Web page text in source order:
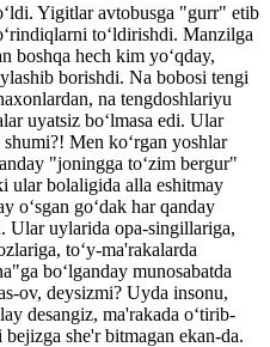
Yigitlar avtobusga "gurr" etib
to‘ldirishdi. Manzilga
boshqa hech kim yo‘qday,
borishdi. Na bobosi tengi
na tengdoshlariyu
uyatsiz bo‘lmasa edi. Ular
Men ko‘rgan yoshlar
"joningga to‘zim bergur"
ular bolaligida alla eshitmay
o‘sgan go‘dak har qanday
Ular uylarida opa-singillariga,
to‘y-ma'rakalarda
bo‘lganday munosabatda
ov, deysizmi? Uyda in­sonu,
desangiz, ma'rakada o‘tirib-
she'r bitmagan ekan-da.